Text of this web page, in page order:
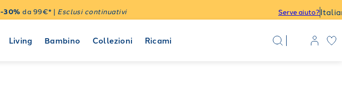
-30% da 99€* | Esclusi continuativi Serve aiuto?
Living Bambino Collezioni Ricami